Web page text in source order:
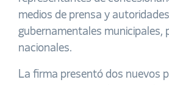
medios de prensa y autoridades
gubernamentales municipales,
nacionales.
La firma presentó dos nuevos